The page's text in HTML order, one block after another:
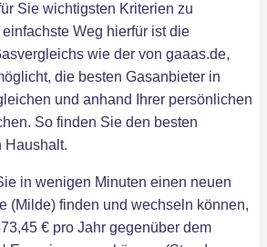
Sie wichtigsten Kriterien zu
Weg hierfür ist die
wie der von gaaas.de,
die besten Gasanbieter in
und anhand Ihrer persönlichen
So finden Sie den besten
Haushalt.
in wenigen Minuten einen neuen
(Milde) finden und wechseln können,
€ pro Jahr gegenüber dem